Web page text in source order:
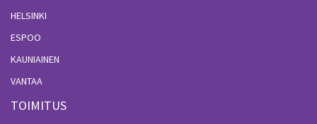
HELSINKI
ESPOO
KAUNIAINEN
VANTAA
TOIMITUS